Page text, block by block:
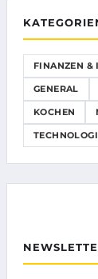
FINANZEN &
GENERAL
KOCHEN